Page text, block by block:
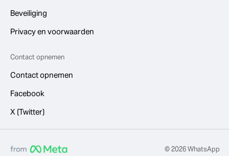
Beveiliging
Privacy en voorwaarden
Contact opnemen
Contact opnemen
Facebook
X (Twitter)
© 2026 WhatsApp